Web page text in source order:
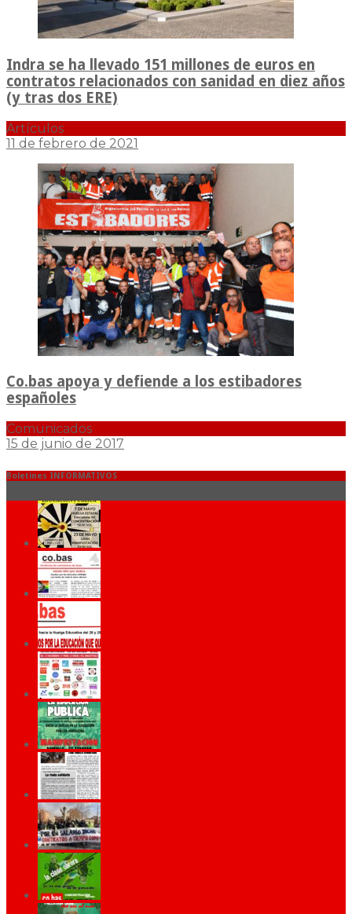
Indra se ha llevado 151 millones de euros en
contratos relacionados con sanidad en diez años
(y tras dos ERE)
Artículos
11 de febrero de 2021
Co.bas apoya y defiende a los estibadores
españoles
Comunicados
15 de junio de 2017
Boletines INFORMATIVOS